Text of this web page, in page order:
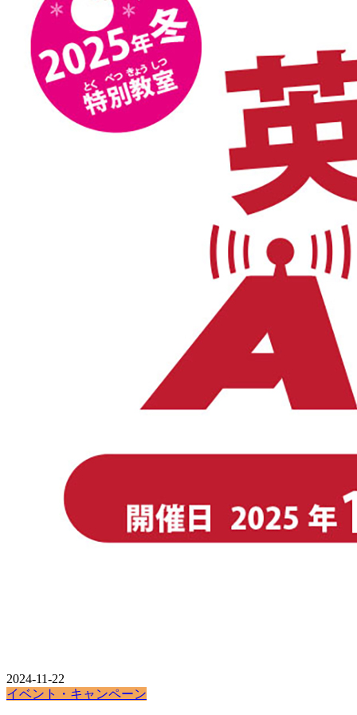
2024-11-22
イベント・キャンペーン